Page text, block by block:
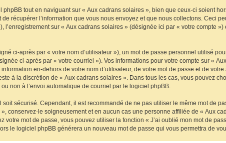
tout en naviguant sur « Aux cadrans solaires », bien que ceux-ci soient
récupérer l’information que vous nous envoyez et que nous collectons. Ceci
sur « Aux cadrans solaires » (désignée ici par « votre compte
ci-après par « votre nom d’utilisateur »), un mot de passe personnel utilisé
ci-après par « votre courriel »). Vos informations pour votre compte sur «
en-dehors de votre nom d’utilisateur, de votre mot de passe et de
à la discrétion de « Aux cadrans solaires ». Dans tous les cas, vous pouvez
non à l’envoi automatique de courriel par le logiciel phpBB.
sécurisé. Cependant, il est recommandé de ne pas utiliser le même mot de
conservez-le soigneusement et en aucun cas une personne affiliée de « Aux
votre mot de passe, vous pouvez utiliser la fonction « J’ai oublié mon mot de
le logiciel phpBB générera un nouveau mot de passe qui vous permettra de